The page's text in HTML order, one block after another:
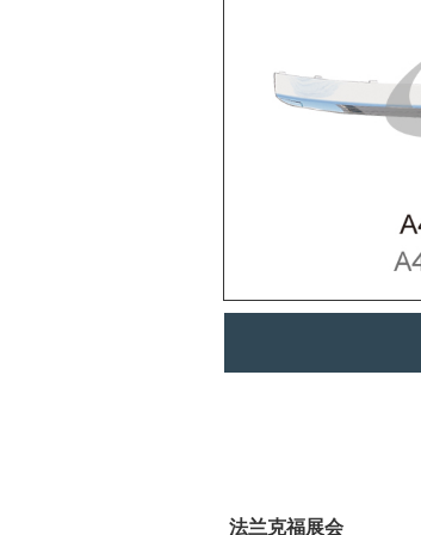
法兰克福展会